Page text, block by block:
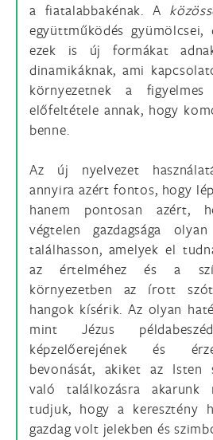
a fiatalabbakénak. A
együttműködés
ezek is új formákat
dinamikáknak, ami
környezetnek a figyelmes
előfeltétele annak, hogy
benne.
Az új nyelvezet
annyira azért fontos, hogy
hanem pontosan azért,
végtelen gazdagsága
találhasson, amelyek el
az értelméhez és a
környezetben az írott
hangok kísérik. Az olyan
mint Jézus
képzelőerejének és
bevonását, akiket az Isten
való találkozásra akarunk
tudjuk, hogy a keresztény
gazdag volt jelekben és